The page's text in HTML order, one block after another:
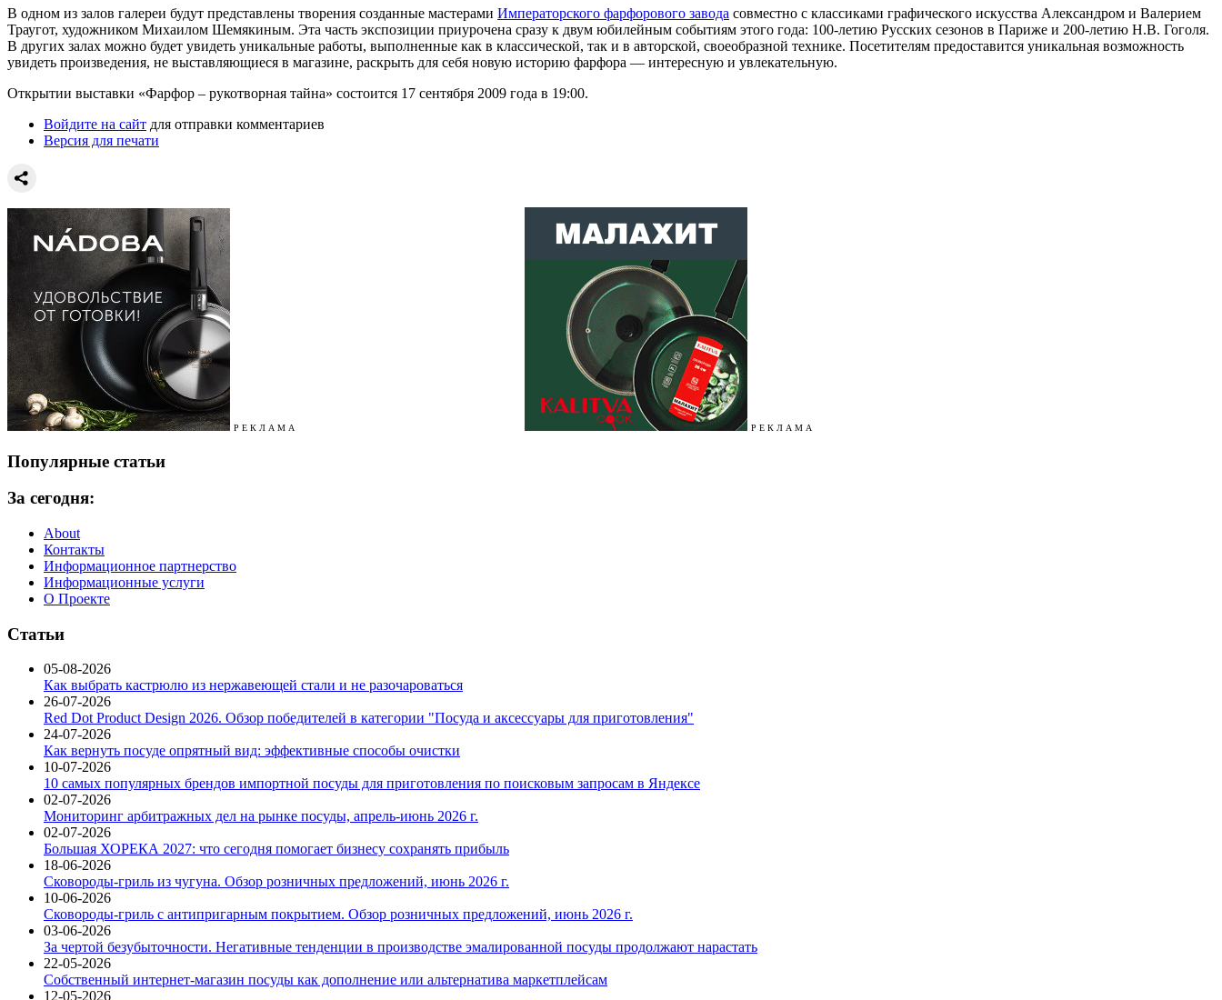
В одном из залов галереи будут представлены творения созданные мастерами Императорского фарфорового завода совместно с классиками графического искусства Александром и Валерием
Траугот, художником Михаилом Шемякиным. Эта часть экспозиции приурочена сразу к двум юбилейным событиям этого года: 100-летию Русских сезонов в Париже и 200-летию Н.В. Гоголя.
В других залах можно будет увидеть уникальные работы, выполненные как в классической, так и в авторской, своеобразной технике. Посетителям предоставится уникальная возможность
увидеть произведения, не выставляющиеся в магазине, раскрыть для себя новую историю фарфора — интересную и увлекательную.
Открытии выставки «Фарфор – рукотворная тайна» состоится 17 сентября 2009 года в 19:00.
Войдите на сайт для отправки комментариев
Версия для печати
Р Е К Л А М А Р Е К Л А М А
Популярные статьи
За сегодня:
About
Контакты
Информационное партнерство
Информационные услуги
О Проекте
Статьи
05-08-2026
Как выбрать кастрюлю из нержавеющей стали и не разочароваться
26-07-2026
Red Dot Product Design 2026. Обзор победителей в категории "Посуда и аксессуары для приготовления"
24-07-2026
Как вернуть посуде опрятный вид: эффективные способы очистки
10-07-2026
10 самых популярных брендов импортной посуды для приготовления по поисковым запросам в Яндексе
02-07-2026
Мониторинг арбитражных дел на рынке посуды, апрель-июнь 2026 г.
02-07-2026
Большая ХОРЕКА 2027: что сегодня помогает бизнесу сохранять прибыль
18-06-2026
Сковороды-гриль из чугуна. Обзор розничных предложений, июнь 2026 г.
10-06-2026
Сковороды-гриль с антипригарным покрытием. Обзор розничных предложений, июнь 2026 г.
03-06-2026
За чертой безубыточности. Негативные тенденции в производстве эмалированной посуды продолжают нарастать
22-05-2026
Собственный интернет-магазин посуды как дополнение или альтернатива маркетплейсам
12-05-2026